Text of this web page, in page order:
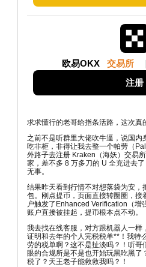
欧易OKX 交易所
注册
求求懂行的老哥给指条活路，这次真
之前不是听群里大佬吹牛逼，说国
吃非柜，非得让我去整一个帕劳（
外路子去注册 Kraken（海妖）交易
家，差不多 8 万多刀的 U 全充进去
无事。
结果昨天看到行情不对想落袋为安，
包。刚点提币，页面直接转圈圈，接
户触发了Enhanced Verification（增
账户直接被挂起，提币根本点不动。
我去找在线客服，对方跟机器人一样
证明和去年的个人完税税单**！我特
劳的税单啊？这不是扯淡吗？！听
眼的合规所是不是也开始玩黑吃黑了
税了？天王老子能救救我吗？！